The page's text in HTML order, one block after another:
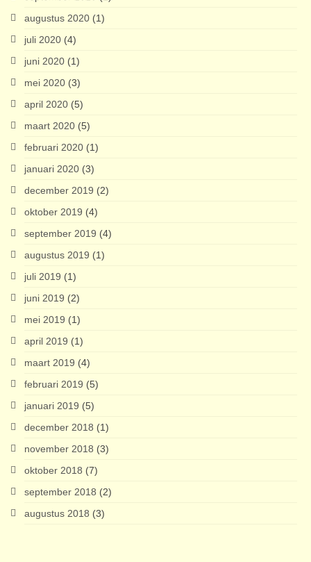
augustus 2020 (1)
juli 2020 (4)
juni 2020 (1)
mei 2020 (3)
april 2020 (5)
maart 2020 (5)
februari 2020 (1)
januari 2020 (3)
december 2019 (2)
oktober 2019 (4)
september 2019 (4)
augustus 2019 (1)
juli 2019 (1)
juni 2019 (2)
mei 2019 (1)
april 2019 (1)
maart 2019 (4)
februari 2019 (5)
januari 2019 (5)
december 2018 (1)
november 2018 (3)
oktober 2018 (7)
september 2018 (2)
augustus 2018 (3)